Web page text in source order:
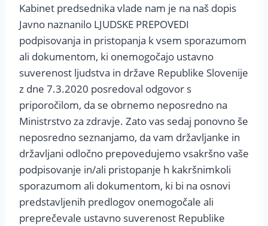
Kabinet predsednika vlade nam je na naš dopis
Javno naznanilo LJUDSKE PREPOVEDI
podpisovanja in pristopanja k vsem sporazumom
ali dokumentom, ki onemogočajo ustavno
suverenost ljudstva in države Republike Slovenije
z dne 7.3.2020 posredoval odgovor s
priporočilom, da se obrnemo neposredno na
Ministrstvo za zdravje. Zato vas sedaj ponovno še
neposredno seznanjamo, da vam državljanke in
državljani odločno prepovedujemo vsakršno vaše
podpisovanje in/ali pristopanje h kakršnimkoli
sporazumom ali dokumentom, ki bi na osnovi
predstavljenih predlogov onemogočale ali
preprečevale ustavno suverenost Republike